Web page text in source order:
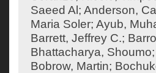
Saeed Al ; Anderson,
Maria Soler; Ayub,
Barrett, Jeffrey C.;
Bhattacharya, Shoumo;
Bobrow, Martin;